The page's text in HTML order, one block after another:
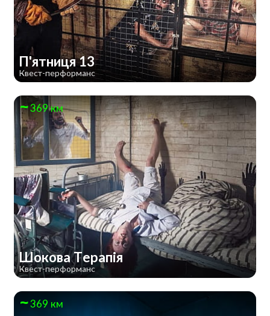
П'ятниця 13
Квест-перформанс
369 км
Шокова Терапія
Квест-перформанс
369 км